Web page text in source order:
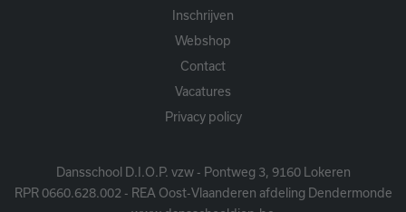
Inschrijven
Webshop
Contact
Vacatures
Privacy policy
Dansschool D.I.O.P. vzw - Pontweg 3, 9160 Lokeren
RPR 0660.628.002 - REA Oost-Vlaanderen afdeling Dendermonde